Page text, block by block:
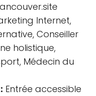
Internet,
Conseiller
holistique,
Médecin du
Entrée accessible